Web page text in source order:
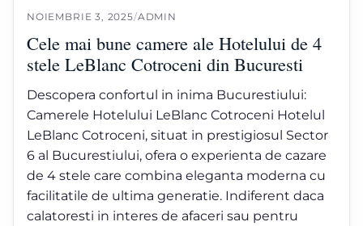
NOIEMBRIE 3, 2025/ADMIN
Cele mai bune camere ale Hotelului de 4
stele LeBlanc Cotroceni din Bucuresti
Descopera confortul in inima Bucurestiului:
Camerele Hotelului LeBlanc Cotroceni Hotelul
LeBlanc Cotroceni, situat in prestigiosul Sector
6 al Bucurestiului, ofera o experienta de cazare
de 4 stele care combina eleganta moderna cu
facilitatile de ultima generatie. Indiferent daca
calatoresti in interes de afaceri sau pentru